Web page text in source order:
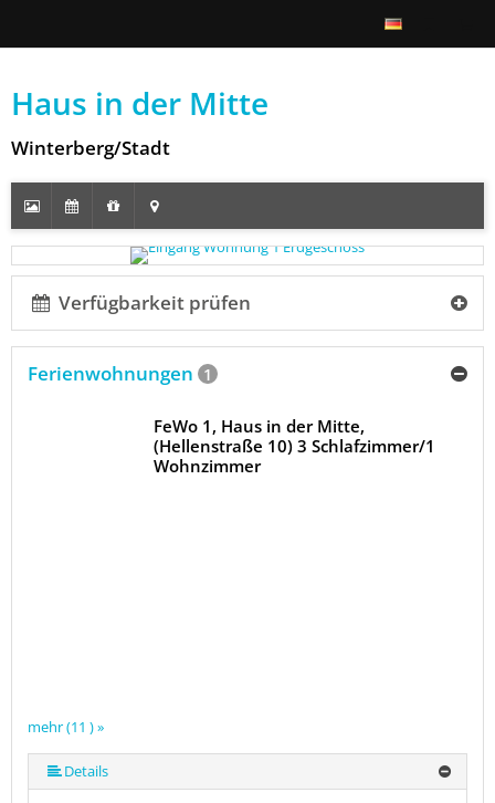
Haus in der Mitte
Winterberg/Stadt
Verfügbarkeit prüfen
Ferienwohnungen 1
mehr (11 ) »
mehr (11 ) »
mehr (11 ) »
mehr (11 ) »
mehr (11 ) »
mehr (11 ) »
mehr (11 ) »
mehr (11 ) »
FeWo 1, Haus in der Mitte,
(Hellenstraße 10) 3 Schlafzimmer/1
Wohnzimmer
Details